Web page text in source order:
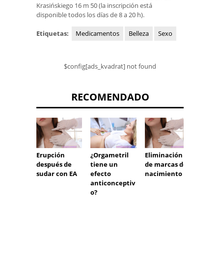
Krasińskiego 16 m 50 (la inscripción está
disponible todos los días de 8 a 20 h).
Etiquetas: Medicamentos Belleza Sexo
$config[ads_kvadrat] not found
RECOMENDADO
Erupción
después de
sudar con EA
¿Orgametril
tiene un
efecto
anticonceptiv
o?
Eliminación
de marcas de
nacimiento